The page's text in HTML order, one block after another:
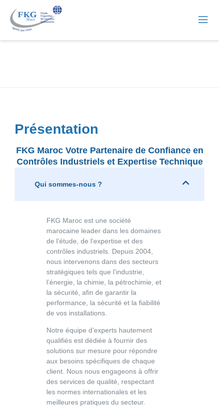
Présentation
FKG Maroc Votre Partenaire de Confiance en
Contrôles Industriels et Expertise Technique
Qui sommes-nous ?
FKG Maroc est une société
marocaine leader dans les domaines
de l’étude, de l’expertise et des
contrôles industriels. Depuis 2004,
nous intervenons dans des secteurs
stratégiques tels que l’industrie,
l’énergie, la chimie, la pétrochimie, et
la sécurité, afin de garantir la
performance, la sécurité et la fiabilité
de vos installations.
Notre équipe d’experts hautement
qualifiés est dédiée à fournir des
solutions sur mesure pour répondre
aux besoins spécifiques de chaque
client. Nous nous engageons à offrir
des services de qualité, respectant
les normes internationales et les
meilleures pratiques du secteur.